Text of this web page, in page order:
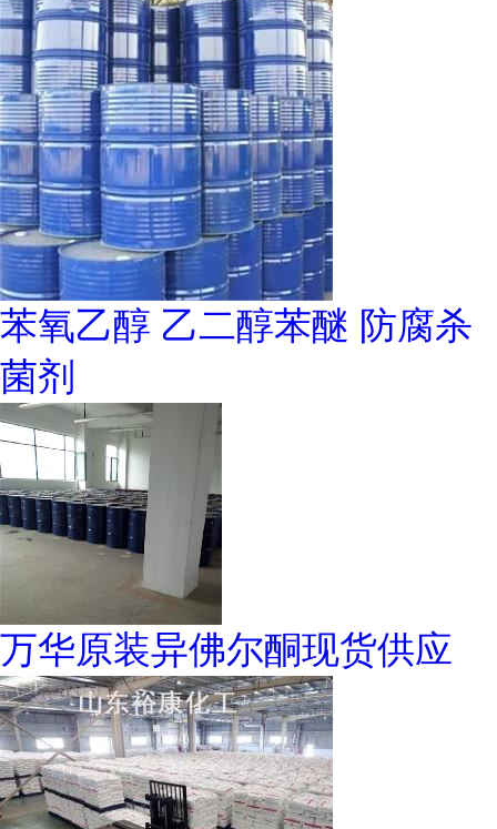
苯氧乙醇 乙二醇苯醚 防腐杀
菌剂
万华原装异佛尔酮现货供应